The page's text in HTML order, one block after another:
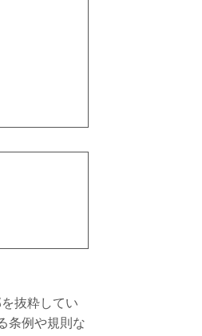
抜粋してい
条例や規則な